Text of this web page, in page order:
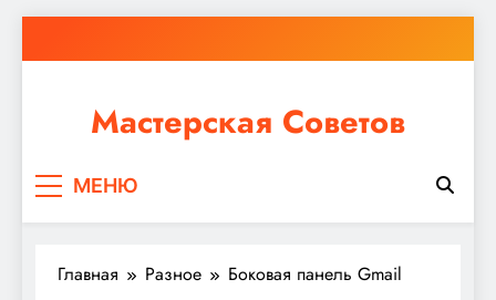
к
Мастерская Советов
ремонт или крупное строительство, в Мастерской
МЕНЮ
Главная Разное Боковая панель Gmail